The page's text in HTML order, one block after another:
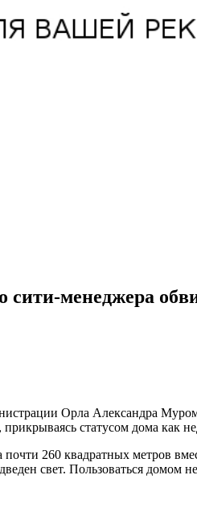
сити-менеджера
Орла Александра
статусом дома как
260 квадратных метров
свет. Пользоваться домом